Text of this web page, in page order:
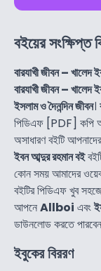
বইয়ের সংক্ষিপ্ত
বারযাখী জীবন – খালেদ
বারযাখী জীবন – খালেদ
ইসলাম ও দৈনন্দিন জীবন।
পিডিএফ [PDF] কপি
অসাধারণ বইটি
ইবন আব্দুর রহমান বই
কোন সময় আমাদের
বইটির পিডিএফ খুব
আপনেAllboi এবং
ডাউনলোড করতে
ইবুকের বিররণ